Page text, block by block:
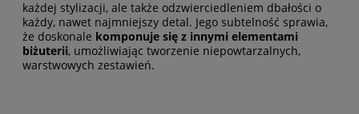
każdej stylizacji, ale także odzwierciedleniem dbałości o
każdy, nawet najmniejszy detal. Jego subtelność sprawia,
że doskonale komponuje się z innymi elementami
biżuterii, umożliwiając tworzenie niepowtarzalnych,
warstwowych zestawień.